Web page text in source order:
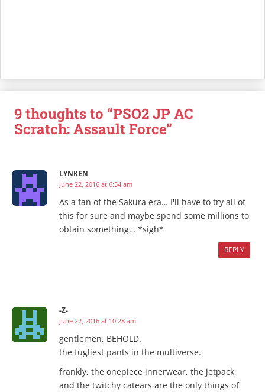
9 thoughts to “PSO2 JP AC
Scratch: Assault Force”
LYNKEN
June 22, 2016 at 6:54 am
As a fan of the Sakura era… I'll have to try all of
this for sure and maybe spend some millions to
obtain something… *sigh*
REPLY
-Z-
June 22, 2016 at 10:28 am
gentlemen, BEHOLD.
the fugliest pants in the multiverse.
frankly, the onepiece innerwear, the jetpack,
and the twitchy catears are the only things of